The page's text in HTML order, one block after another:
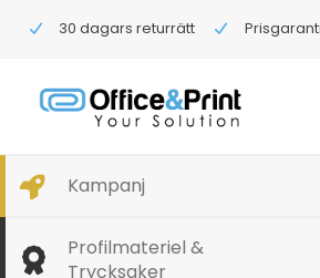
30 dagars returrätt Prisgaranti
Kampanj
Profilmateriel &
Trycksaker